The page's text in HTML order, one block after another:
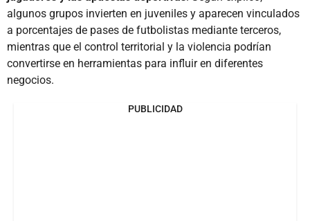
algunos grupos invierten en juveniles y aparecen vinculados
a porcentajes de pases de futbolistas mediante terceros,
mientras que el control territorial y la violencia podrían
convertirse en herramientas para influir en diferentes
negocios.
PUBLICIDAD